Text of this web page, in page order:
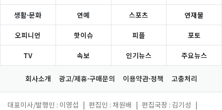
생활·문화 연예 스포츠 연재물
오피니언 핫이슈 피플 포토
TV 속보 인기뉴스 주요뉴스
회사소개 광고/제휴·구매문의 이용약관·정책 고충처리
대표이사/발행인 : 이영섭 편집인 : 채원배 편집국장 : 김기성